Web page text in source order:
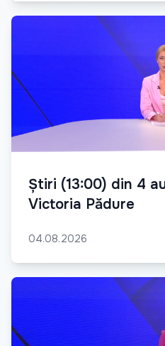
Știri (13:00) din 4
Victoria Pădure
04.08.2026